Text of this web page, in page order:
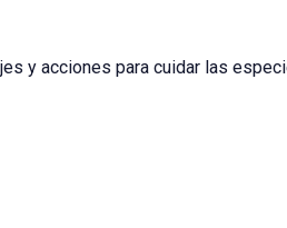
y acciones para cuidar las